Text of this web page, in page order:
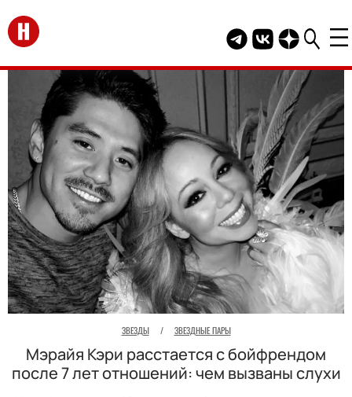
Перейти на главную
Telegram канал
Группа HELLO
Канал
ЗВЕЗДЫ / ЗВЕЗДНЫЕ ПАРЫ
Мэрайя Кэри расстается с бойфрендом
после 7 лет отношений: чем вызваны слухи